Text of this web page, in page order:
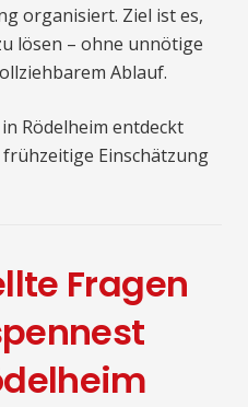
organisiert. Ziel ist es,
lösen – ohne unnötige
Ablauf.
Rödelheim entdeckt
Einschätzung
Fragen